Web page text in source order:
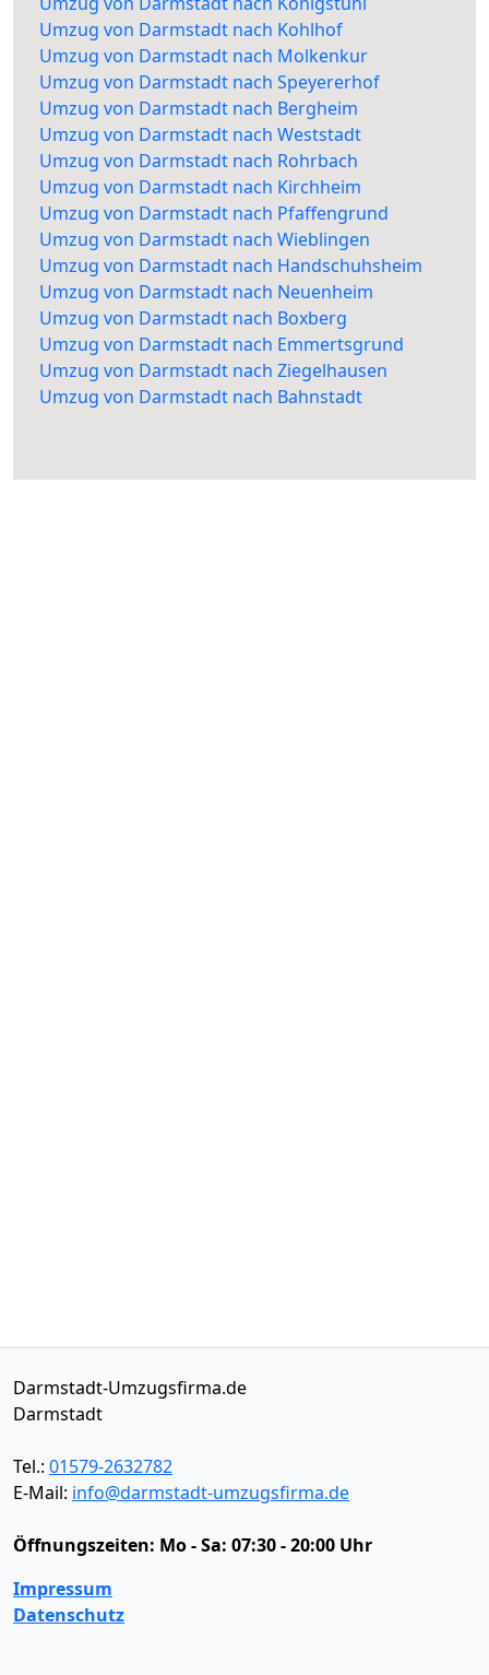
Umzug von Darmstadt nach Kohlhof
Umzug von Darmstadt nach Molkenkur
Umzug von Darmstadt nach Speyererhof
Umzug von Darmstadt nach Bergheim
Umzug von Darmstadt nach Weststadt
Umzug von Darmstadt nach Rohrbach
Umzug von Darmstadt nach Kirchheim
Umzug von Darmstadt nach Pfaffengrund
Umzug von Darmstadt nach Wieblingen
Umzug von Darmstadt nach Handschuhsheim
Umzug von Darmstadt nach Neuenheim
Umzug von Darmstadt nach Boxberg
Umzug von Darmstadt nach Emmertsgrund
Umzug von Darmstadt nach Ziegelhausen
Umzug von Darmstadt nach Bahnstadt
Darmstadt-Umzugsfirma.de
Darmstadt
Tel.: 01579-2632782
E-Mail: info@darmstadt-umzugsfirma.de
Öffnungszeiten: Mo - Sa: 07:30 - 20:00 Uhr
Impressum
Datenschutz